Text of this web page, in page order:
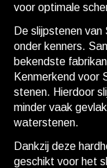
voor optimale
De slijpstenen
onder kenners.
bekendste
Kenmerkend voor
stenen. Hierdoor
minder vaak
waterstenen.
Dankzij deze
geschikt voor het